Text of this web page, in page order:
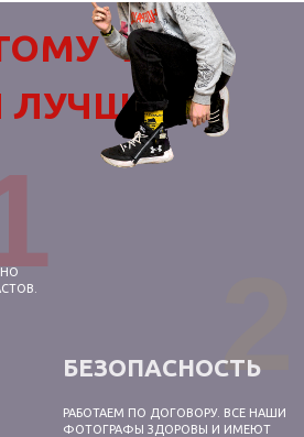
2
РАБОТАЕМ ПО ДОГОВОРУ. ВСЕ НАШИ
ФОТОГРАФЫ ЗДОРОВЫ И ИМЕЮТ
БЕЗОПАСНОСТЬ
ЧТО